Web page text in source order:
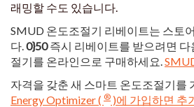
래밍할 수도 있습니다.
SMUD 온도조절기 리베이트는 스토
다.0}50즉시 리베이트를 받으려면
절기를 온라인으로 구매하세요.
자격을 갖춘 새 스마트 온도조절기를
Energy Optimizer ( ® )에 가입하면 추